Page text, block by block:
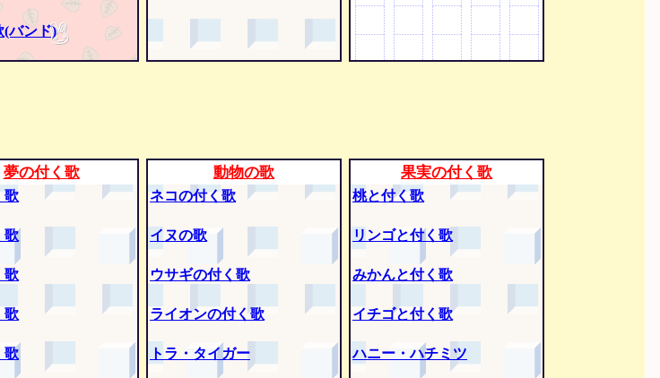
(バンド)
夢の付く歌
歌
歌
歌
歌
歌
動物の歌
ネコの付く歌
イヌの歌
ウサギの付く歌
ライオンの付く歌
トラ・タイガー
果実の付く歌
桃と付く歌
リンゴと付く歌
みかんと付く歌
イチゴと付く歌
ハニー・ハチミツ